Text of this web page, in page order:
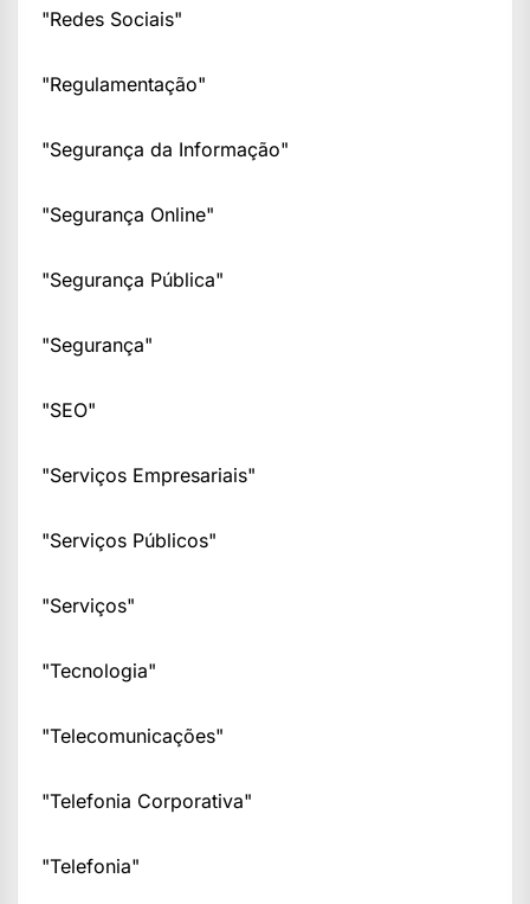
"Redes Sociais"
"Regulamentação"
"Segurança da Informação"
"Segurança Online"
"Segurança Pública"
"Segurança"
"SEO"
"Serviços Empresariais"
"Serviços Públicos"
"Serviços"
"Tecnologia"
"Telecomunicações"
"Telefonia Corporativa"
"Telefonia"